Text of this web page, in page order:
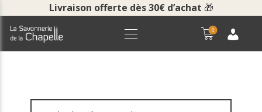
Livraison offerte dès 30€ d’achat 🎁
0